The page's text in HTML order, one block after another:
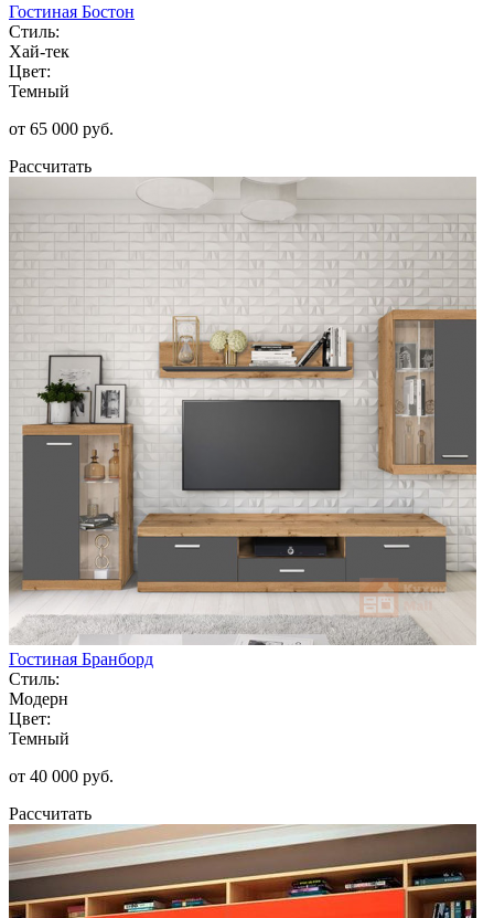
Гостиная Бостон
Стиль:
Хай-тек
Цвет:
Темный
от 65 000 руб.
Рассчитать
Гостиная Бранборд
Стиль:
Модерн
Цвет:
Темный
от 40 000 руб.
Рассчитать